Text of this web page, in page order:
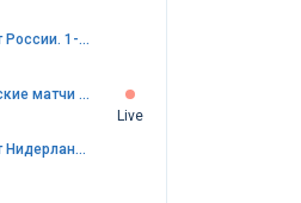
спорте» (6
Чемпионат России. 1-я лига
Товарищеские матчи клубов
Live
Чемпионат Нидерландов. Эредивизи